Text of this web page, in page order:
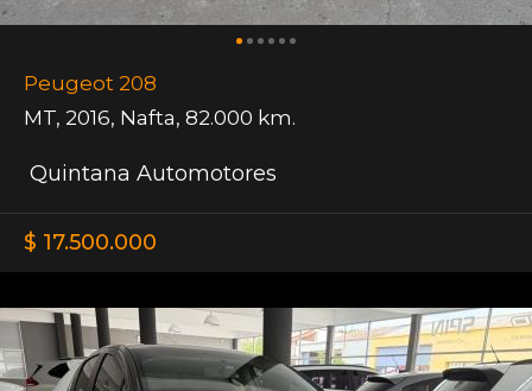
Peugeot 208
MT, 2016, Nafta, 82.000 km.
Quintana Automotores
$ 17.500.000